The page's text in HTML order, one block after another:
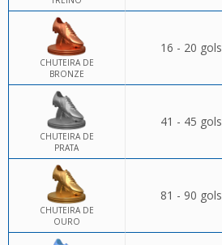
CHUTEIRA DE
BRONZE
16 - 20 gols
CHUTEIRA DE
PRATA
41 - 45 gols
CHUTEIRA DE
OURO
81 - 90 gols